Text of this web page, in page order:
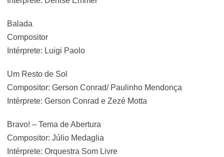
Balada
Compositor
Intérprete: Luigi Paolo
Um Resto de Sol
Compositor: Gerson Conrad/ Paulinho Mendonça
Intérprete: Gerson Conrad e Zezé Motta
Bravo! – Tema de Abertura
Compositor: Júlio Medaglia
Intérprete: Orquestra Som Livre